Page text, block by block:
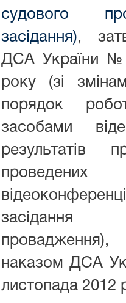
судового
засідання),
ДСА України №
року (зі
порядок
засобами
результатів
засідання
наказом ДСА
листопада 2012